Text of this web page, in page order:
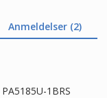
Anmeldelser (2)
1BRS